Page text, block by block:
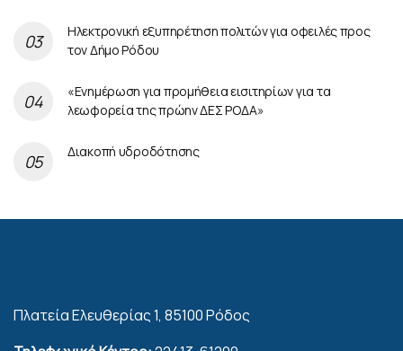
Ηλεκτρονική εξυπηρέτηση πολιτών για οφειλές προς
τον Δήμο Ρόδου
«Ενημέρωση για προμήθεια εισιτηρίων για τα
λεωφορεία της πρώην ΔΕΣ ΡΟΔΑ»
Διακοπή υδροδότησης
Πλατεία Ελευθερίας 1, 85100 Ρόδος